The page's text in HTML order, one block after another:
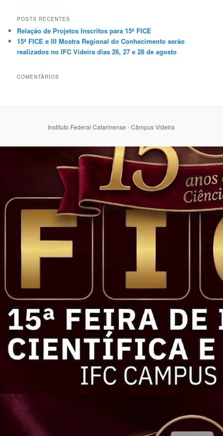
POSTS RECENTES
Relação de Projetos Inscritos para 15ª FICE
15ª FICE e III Mostra Regional do Conhecimento serão
realizados no IFC Videira dias 26, 27 e 28 de agosto
COMENTÁRIOS
Instituto Federal Catarinense - Câmpus Videira